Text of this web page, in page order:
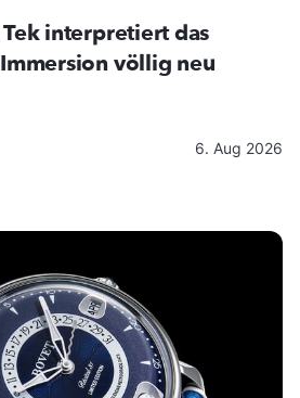
interpretiert das
völlig neu
6. Aug 2026